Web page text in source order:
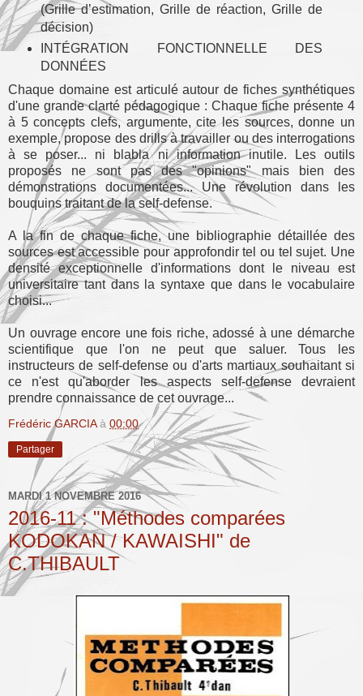
(Grille d’estimation, Grille de réaction, Grille de
décision)
INTÉGRATION FONCTIONNELLE DES
DONNÉES
Chaque domaine est articulé autour de fiches synthétiques
d'une grande clarté pédagogique : Chaque fiche présente 4
à 5 concepts clefs, argumente, cite les sources, donne un
exemple, propose des drills à travailler ou des interrogations
à se poser... ni blabla ni information inutile. Les outils
proposés ne sont pas des "opinions" mais bien des
démonstrations documentées... Une révolution dans les
bouquins traitant de la self-defense.
A la fin de chaque fiche, une bibliographie détaillée des
sources est accessible pour approfondir tel ou tel sujet. Une
densité exceptionnelle d'informations dont le niveau est
universitaire tant dans la syntaxe que dans le vocabulaire
choisi...
Un ouvrage encore une fois riche, adossé à une démarche
scientifique que l'on ne peut que saluer. Tous les
instructeurs de self-defense ou d'arts martiaux souhaitant si
ce n'est qu'aborder les aspects self-defense devraient
prendre connaissance de cet ouvrage...
Frédéric GARCIA à 00:00
Partager
MARDI 1 NOVEMBRE 2016
2016-11 : "Méthodes comparées
KODOKAN / KAWAISHI" de
C.THIBAULT